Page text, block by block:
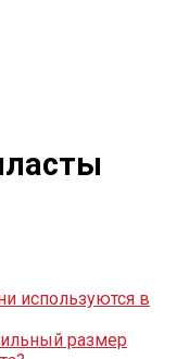
используются в
размер